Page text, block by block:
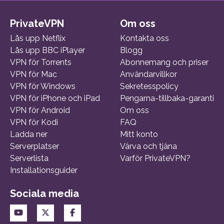
PrivateVPN
Lås upp Netflix
Lås upp BBC iPlayer
VPN för Torrents
VPN för Mac
VPN för Windows
VPN för iPhone och iPad
VPN för Android
VPN för Kodi
Ladda ner
Serverplatser
Serverlista
Installationsguider
Om oss
Kontakta oss
Blogg
Abonnemang och priser
Användarvillkor
Sekretesspolicy
Pengarna-tillbaka-garanti
Om oss
FAQ
Mitt konto
Värva och tjäna
Varför PrivateVPN?
Sociala media